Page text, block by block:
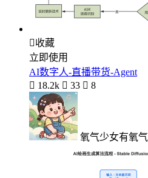
收藏
立即使用
AI数字人-直播带货-Agent
 18.2k  33  8
氧气少女有氧气